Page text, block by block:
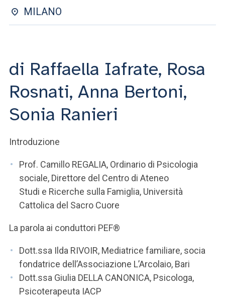
SEI UN DOCENTE O UN MEMBRO DELLO STAFF
MILANO
di Raffaella Iafrate, Rosa
Rosnati, Anna Bertoni,
Sonia Ranieri
Introduzione
Prof. Camillo REGALIA, Ordinario di Psicologia
sociale, Direttore del Centro di Ateneo
Studi e Ricerche sulla Famiglia, Università
Cattolica del Sacro Cuore
La parola ai conduttori PEF®
Dott.ssa Ilda RIVOIR, Mediatrice familiare, socia
fondatrice dell’Associazione L’Arcolaio, Bari
Dott.ssa Giulia DELLA CANONICA, Psicologa,
Psicoterapeuta IACP